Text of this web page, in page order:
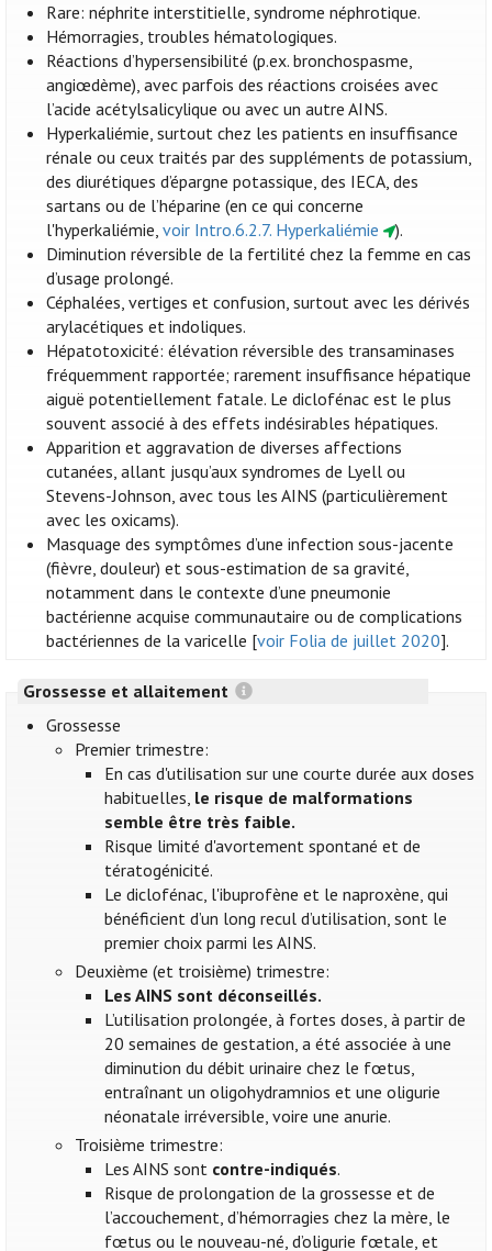
Rare: néphrite interstitielle, syndrome néphrotique.
Hémorragies, troubles hématologiques.
Réactions d’hypersensibilité (p.ex. bronchospasme,
angiœdème), avec parfois des réactions croisées avec
l’acide acétylsalicylique ou avec un autre AINS.
Hyperkaliémie, surtout chez les patients en insuffisance
rénale ou ceux traités par des suppléments de potassium,
des diurétiques d’épargne potassique, des IECA, des
sartans ou de l’héparine (en ce qui concerne
l'hyperkaliémie,voir Intro.6.2.7. Hyperkaliémie
).
Diminution réversible de la fertilité chez la femme en cas
d’usage prolongé.
Céphalées, vertiges et confusion, surtout avec les dérivés
arylacétiques et indoliques.
Hépatotoxicité: élévation réversible des transaminases
fréquemment rapportée; rarement insuffisance hépatique
aiguë potentiellement fatale. Le diclofénac est le plus
souvent associé à des effets indésirables hépatiques.
Apparition et aggravation de diverses affections
cutanées, allant jusqu’aux syndromes de Lyell ou
Stevens-Johnson, avec tous les AINS (particulièrement
avec les oxicams).
Masquage des symptômes d’une infection sous-jacente
(fièvre, douleur) et sous-estimation de sa gravité,
notamment dans le contexte d’une pneumonie
bactérienne acquise communautaire ou de complications
bactériennes de la varicelle [voir Folia de juillet 2020].
Grossesse et allaitement
Grossesse
Premier trimestre:
En cas d'utilisation sur une courte durée aux doses
habituelles, le risque de malformations
semble être très faible.
Risque limité d'avortement spontané et de
tératogénicité.
Le diclofénac, l'ibuprofène et le naproxène, qui
bénéficient d’un long recul d’utilisation, sont le
premier choix parmi les AINS.
Deuxième (et troisième) trimestre:
Les AINS sont déconseillés.
L’utilisation prolongée, à fortes doses, à partir de
20 semaines de gestation, a été associée à une
diminution du débit urinaire chez le fœtus,
entraînant un oligohydramnios et une oligurie
néonatale irréversible, voire une anurie.
Troisième trimestre:
Les AINS sont contre-indiqués.
Risque de prolongation de la grossesse et de
l’accouchement, d’hémorragies chez la mère, le
fœtus ou le nouveau-né, d’oligurie fœtale, et